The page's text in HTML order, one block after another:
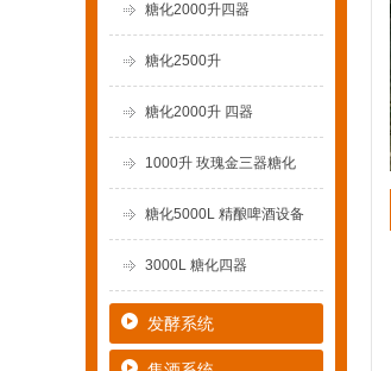
糖化2000升四器
糖化2500升
糖化2000升 四器
1000升 玫瑰金三器糖化
糖化5000L 精酿啤酒设备
3000L 糖化四器
发酵系统